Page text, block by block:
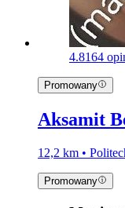
4.8164
Promowany
Aksamit
12,2 km •
Promowany